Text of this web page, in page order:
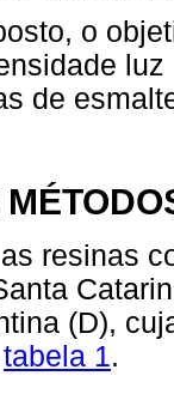
o
de
resinas
(D),
tabela 1.